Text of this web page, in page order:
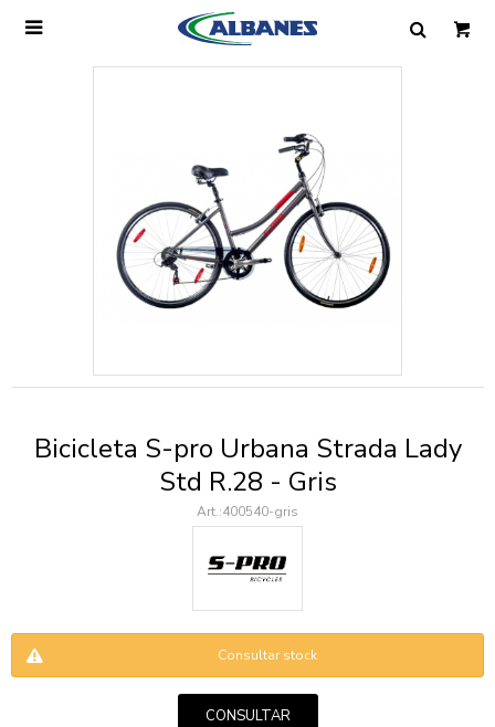

Bicicleta S-pro Urbana Strada Lady
Std R.28 - Gris
400540-gris
Consultar stock
CONSULTAR
Correo electrónico
Mensaje